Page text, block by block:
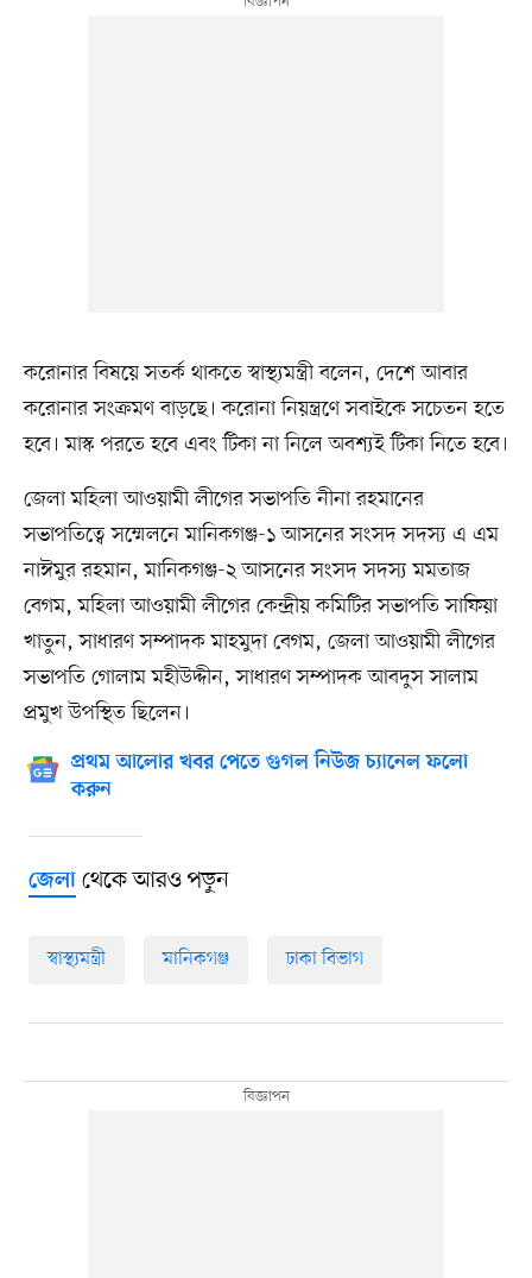
করোনার বিষয়ে সতর্ক থাকতে স্বাস্থ্যমন্ত্রী বলেন, দেশে আবার
করোনার সংক্রমণ বাড়ছে। করোনা নিয়ন্ত্রণে সবাইকে সচেতন হতে
হবে। মাস্ক পরতে হবে এবং টিকা না নিলে অবশ্যই টিকা নিতে হবে।
জেলা মহিলা আওয়ামী লীগের সভাপতি নীনা রহমানের
সভাপতিত্বে সম্মেলনে মানিকগঞ্জ-১ আসনের সংসদ সদস্য এ এম
নাঈমুর রহমান, মানিকগঞ্জ-২ আসনের সংসদ সদস্য মমতাজ
বেগম, মহিলা আওয়ামী লীগের কেন্দ্রীয় কমিটির সভাপতি সাফিয়া
খাতুন, সাধারণ সম্পাদক মাহমুদা বেগম, জেলা আওয়ামী লীগের
সভাপতি গোলাম মহীউদ্দীন, সাধারণ সম্পাদক আবদুস সালাম
প্রমুখ উপস্থিত ছিলেন।
প্রথম আলোর খবর পেতে গুগল নিউজ চ্যানেল ফলো
করুন
জেলাথেকে আরও পড়ুন
স্বাস্থ্যমন্ত্রী মানিকগঞ্জ ঢাকা বিভাগ